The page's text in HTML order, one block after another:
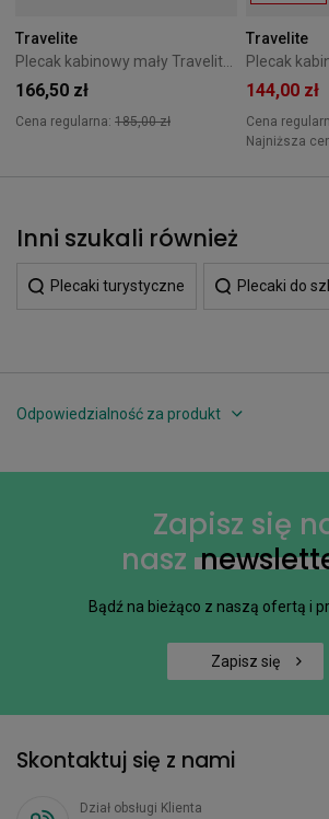
Travelite
166,50 zł
Cena regularna: 185,00 zł
Travelite
144,00 zł
Cena
Najniższa
Inni szukali również
Plecaki turystyczne Plecaki do
Odpowiedzialność za produkt
Zapisz się
nasz
Bądź na bieżąco z naszą ofertą i
Zapisz się
Skontaktuj się z nami
Dział obsługi Klienta